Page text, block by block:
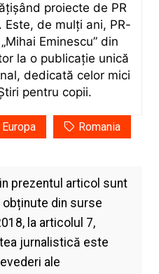
proiecte de PR
de mulți ani, PR-
Eminescu” din
la o publicație unică
dedicată celor mici
pentru copii.
Europa Romania
prezentul articol sunt
din surse
la articolul 7,
jurnalistică este
ale